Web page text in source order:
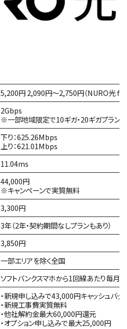
5,200円 2,090円～2,750円（NURO光 for
2Gbps
※一部地域限定で10ギガ・20ギガプラン
下り：625.26Mbps
上り：621.01Mbps
11.04ms
44,000円
※キャンペーンで実質無料
3,300円
3年（2年・契約期間なしプランもあり）
3,850円
一部エリアを除く全国
ソフトバンクスマホから1回線あたり毎月
・新規申し込みで43,000円キャッシュバッ
・新規工事費実質無料
・他社解約金最大60,000円還元
・オプション申し込みで最大25,000円